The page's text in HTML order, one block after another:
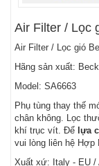
Air Filter / Lọc
Air Filter / Lọc gió
Hãng sản xuất:
Model: SA6663
Phụ tùng thay thế
chân không. Lọc
khí trục vít. Để lựa
vui lòng liên hệ Hợp
Xuất xứ: Italy - EU /